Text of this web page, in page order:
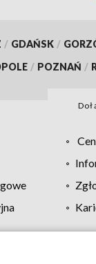
/ GDAŃSK /
/ POZNAŃ /